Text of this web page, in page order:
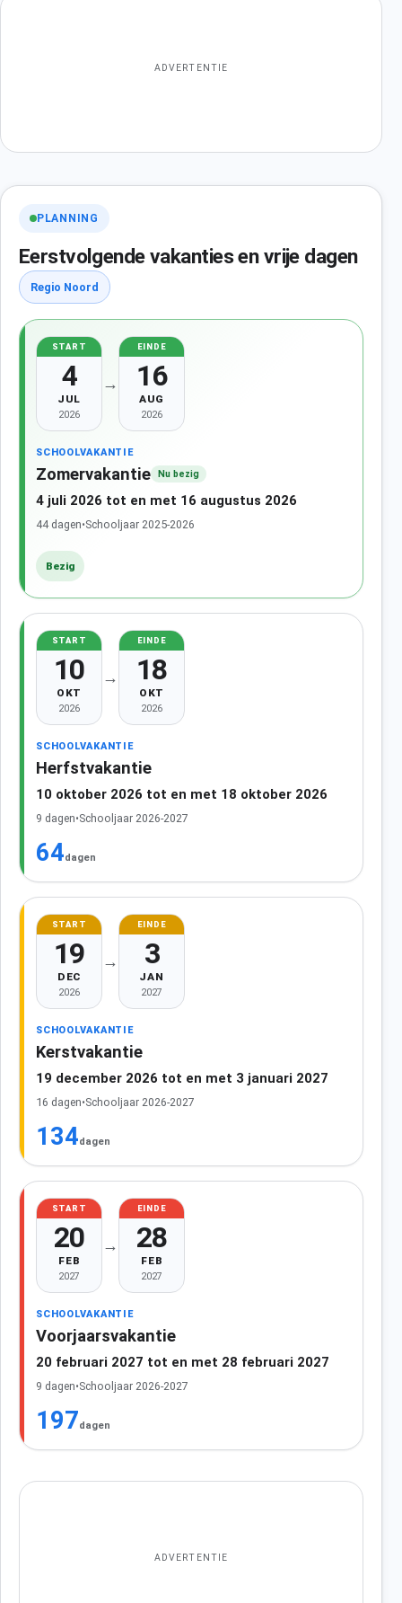
ADVERTENTIE
PLANNING
Eerstvolgende vakanties en vrije dagen
Regio Noord
START
4
JUL
2026
→
EINDE
16
AUG
2026
SCHOOLVAKANTIE
Zomervakantie Nu bezig
4 juli 2026 tot en met 16 augustus 2026
44 dagen•Schooljaar 2025-2026
Bezig
START
10
OKT
2026
→
EINDE
18
OKT
2026
SCHOOLVAKANTIE
Herfstvakantie
10 oktober 2026 tot en met 18 oktober 2026
9 dagen•Schooljaar 2026-2027
64dagen
START
19
DEC
2026
→
EINDE
3
JAN
2027
SCHOOLVAKANTIE
Kerstvakantie
19 december 2026 tot en met 3 januari 2027
16 dagen•Schooljaar 2026-2027
134dagen
START
20
FEB
2027
→
EINDE
28
FEB
2027
SCHOOLVAKANTIE
Voorjaarsvakantie
20 februari 2027 tot en met 28 februari 2027
9 dagen•Schooljaar 2026-2027
197dagen
ADVERTENTIE